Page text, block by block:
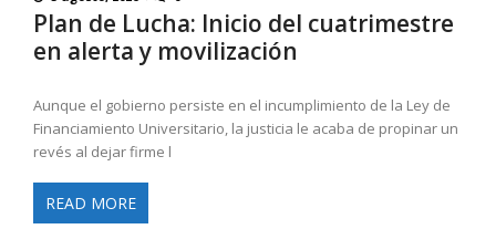
Plan de Lucha: Inicio del cuatrimestre
en alerta y movilización
Aunque el gobierno persiste en el incumplimiento de la Ley de
Financiamiento Universitario, la justicia le acaba de propinar un
revés al dejar firme l
READ MORE